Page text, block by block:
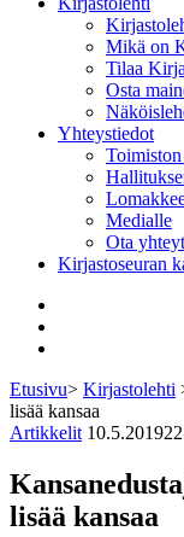
Mikä on
Tilaa
Osta
Yhteystiedot
Medialle
Ota
Kirjastoseuran
Etusivu> Kirjastolehti
lisää kansaa
Artikkelit 10.5.2019
lisää kansaa